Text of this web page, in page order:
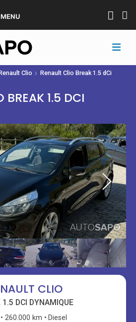
MENU
Clio
Renault Clio Break 1.5 dCi
BREAK 1.5 DCI
CLIO
1.5 DCI DYNAMIQUE
260.000 km
Diesel